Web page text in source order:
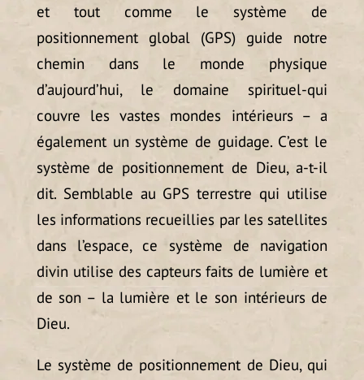
et tout comme le système de
positionnement global (GPS) guide notre
chemin dans le monde physique
d’aujourd’hui, le domaine spirituel-qui
couvre les vastes mondes intérieurs – a
également un système de guidage. C’est le
système de positionnement de Dieu, a-t-il
dit. Semblable au GPS terrestre qui utilise
les informations recueillies par les satellites
dans l’espace, ce système de navigation
divin utilise des capteurs faits de lumière et
de son – la lumière et le son intérieurs de
Dieu.
Le système de positionnement de Dieu, qui